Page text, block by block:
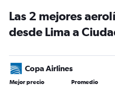
Las 2 mejores
desde Lima a
Copa Airlines
Mejor precio Promedio